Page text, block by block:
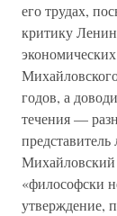
его трудах,
критику
годов, а
течения —
Михайловский
«философски
утверждение,